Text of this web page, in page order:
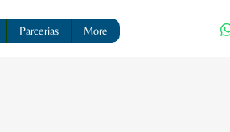
Parcerias More